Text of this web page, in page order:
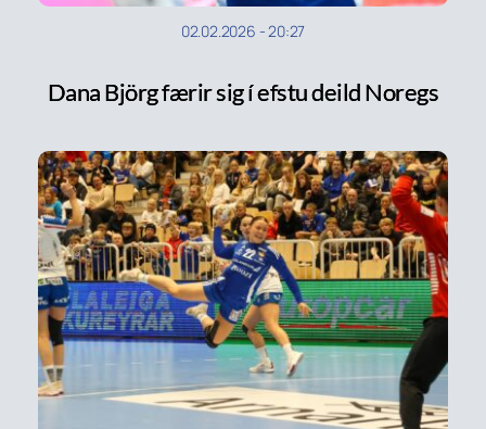
02.02.2026 -20:27
Dana Björg færir sig í efstu deild Noregs